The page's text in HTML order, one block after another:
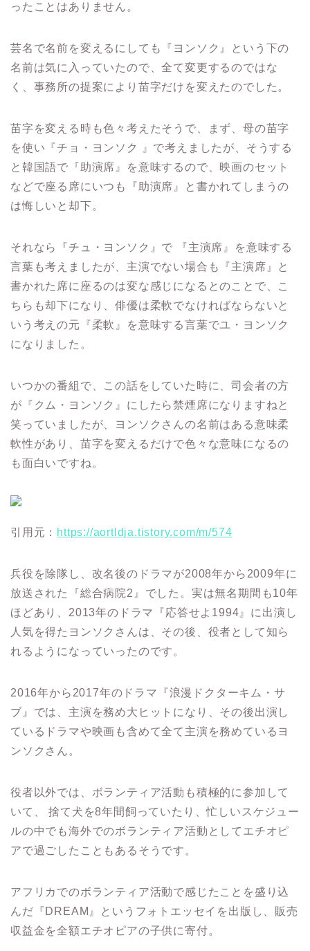
ったことはありません。
芸名で名前を変えるにしても『ヨンソク』という下の
名前は気に入っていたので、全て変更するのではな
く、事務所の提案により苗字だけを変えたのでした。
苗字を変える時も色々考えたそうで、まず、母の苗字
を使い『チョ・ヨンソク 』で考えましたが、そうする
と韓国語で『助演席』を意味するので、映画のセット
などで座る席にいつも『助演席』と書かれてしまうの
は悔しいと却下。
それなら『チュ・ヨンソク』で 『主演席』を意味する
言葉も考えましたが、主演でない場合も『主演席』と
書かれた席に座るのは変な感じになるとのことで、こ
ちらも却下になり、俳優は柔軟でなければならないと
いう考えの元『柔軟』を意味する言葉でユ・ヨンソク
になりました。
いつかの番組で、この話をしていた時に、司会者の方
が『クム・ヨンソク』にしたら禁煙席になりますねと
笑っていましたが、ヨンソクさんの名前はある意味柔
軟性があり、苗字を変えるだけで色々な意味になるの
も面白いですね。
引用元： https://aortldja.tistory.com/m/574
兵役を除隊し、改名後のドラマが2008年から2009年に
放送された『総合病院2』でした。 実は無名期間も10年
ほどあり、2013年のドラマ『応答せよ1994』に出演し
人気を得たヨンソクさんは、その後、役者として知ら
れるようになっていったのです。
2016年から2017年のドラマ『浪漫ドクターキム・サ
ブ』では、主演を務め大ヒットになり、その後出演し
ているドラマや映画も含めて全て主演を務めているヨ
ンソクさん。
役者以外では、ボランティア活動も積極的に参加して
いて、 捨て犬を8年間飼っていたり、忙しいスケジュー
ルの中でも海外でのボランティア活動としてエチオピ
アで過ごしたこともあるそうです。
アフリカでのボランティア活動で感じたことを盛り込
んだ『DREAM』というフォトエッセイを出版し、販売
収益金を全額エチオピアの子供に寄付。